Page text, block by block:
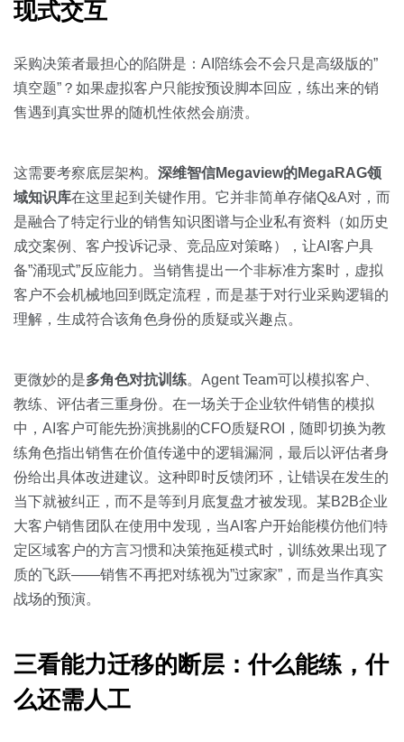
现式交互
采购决策者最担心的陷阱是：AI陪练会不会只是高级版的”
填空题”？如果虚拟客户只能按预设脚本回应，练出来的销
售遇到真实世界的随机性依然会崩溃。
这需要考察底层架构。 深维智信Megaview的MegaRAG领
域知识库在这里起到关键作用。它并非简单存储Q&A对，而
是融合了特定行业的销售知识图谱与企业私有资料（如历史
成交案例、客户投诉记录、竞品应对策略），让AI客户具
备”涌现式”反应能力。当销售提出一个非标准方案时，虚拟
客户不会机械地回到既定流程，而是基于对行业采购逻辑的
理解，生成符合该角色身份的质疑或兴趣点。
更微妙的是多角色对抗训练。Agent Team可以模拟客户、
教练、评估者三重身份。在一场关于企业软件销售的模拟
中，AI客户可能先扮演挑剔的CFO质疑ROI，随即切换为教
练角色指出销售在价值传递中的逻辑漏洞，最后以评估者身
份给出具体改进建议。这种即时反馈闭环，让错误在发生的
当下就被纠正，而不是等到月底复盘才被发现。某B2B企业
大客户销售团队在使用中发现，当AI客户开始能模仿他们特
定区域客户的方言习惯和决策拖延模式时，训练效果出现了
质的飞跃——销售不再把对练视为”过家家”，而是当作真实
战场的预演。
三看能力迁移的断层：什么能练，什
么还需人工